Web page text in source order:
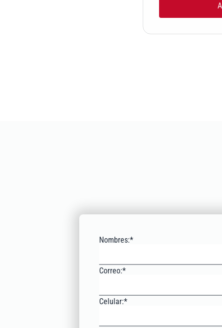
Nombres:*
Correo:*
Celular:*